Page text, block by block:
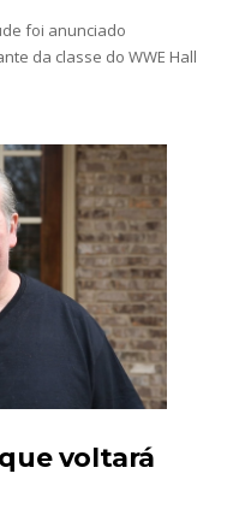
foi anunciado
da classe do WWE Hall
voltará